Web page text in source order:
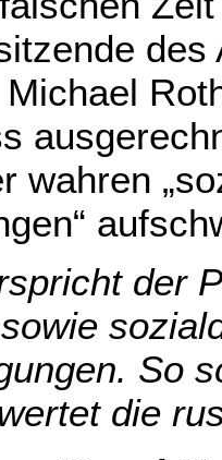
wahren
der
So
die